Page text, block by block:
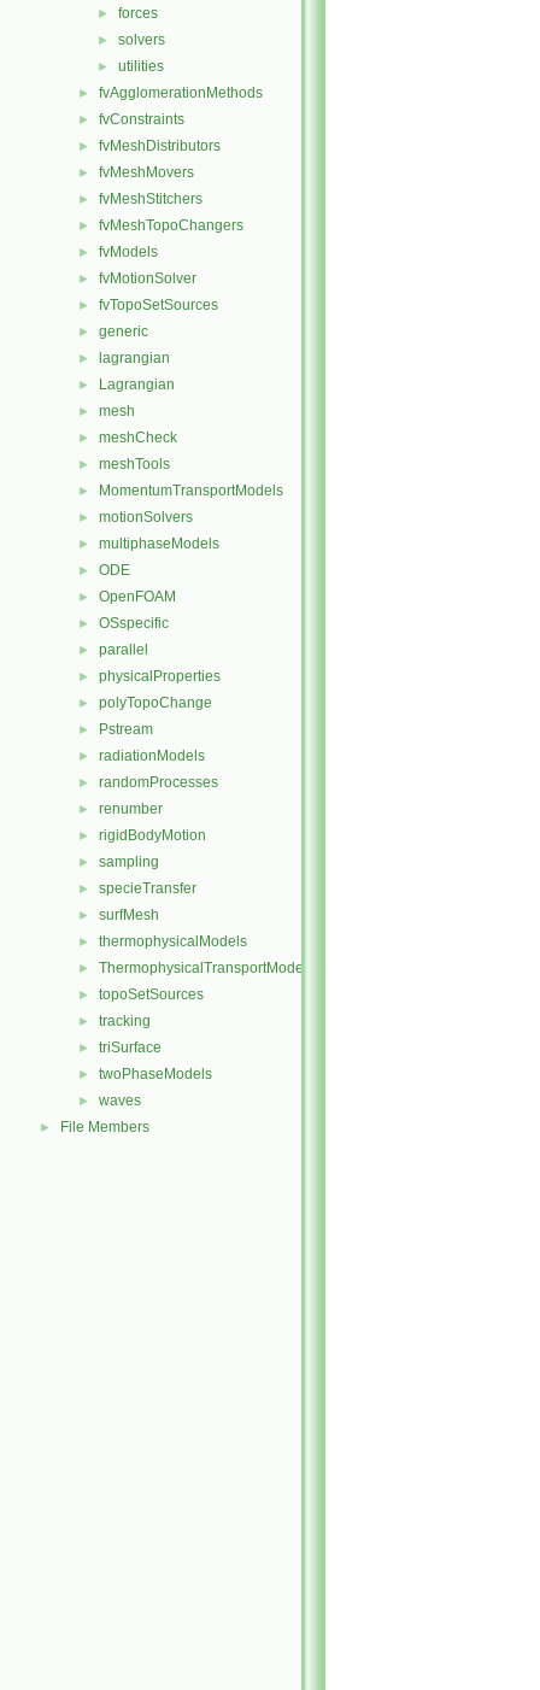
► forces
► solvers
► utilities
► fvAgglomerationMethods
► fvConstraints
► fvMeshDistributors
► fvMeshMovers
► fvMeshStitchers
► fvMeshTopoChangers
► fvModels
► fvMotionSolver
► fvTopoSetSources
► generic
► lagrangian
► Lagrangian
► mesh
► meshCheck
► meshTools
► MomentumTransportModels
► motionSolvers
► multiphaseModels
► ODE
► OpenFOAM
► OSspecific
► parallel
► physicalProperties
► polyTopoChange
► Pstream
► radiationModels
► randomProcesses
► renumber
► rigidBodyMotion
► sampling
► specieTransfer
► surfMesh
► thermophysicalModels
► ThermophysicalTransportModels
► topoSetSources
► tracking
► triSurface
► twoPhaseModels
► waves
► File Members